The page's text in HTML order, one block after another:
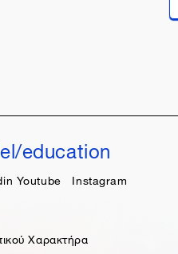
education
Youtube Instagram
Χαρακτήρα